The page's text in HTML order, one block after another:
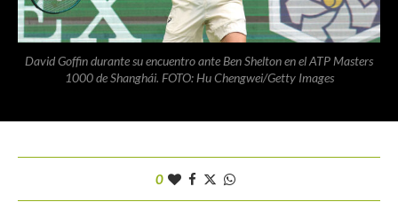
David Goffin durante su encuentro ante Ben Shelton en el ATP Masters
1000 de Shanghái. FOTO: Hu Chengwei/Getty Images
0